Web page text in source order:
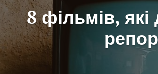
8 фільмів,